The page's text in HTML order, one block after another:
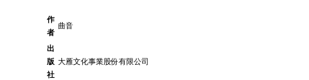
作
者
曲音
出
版
社
大雁文化事業股份有限公司